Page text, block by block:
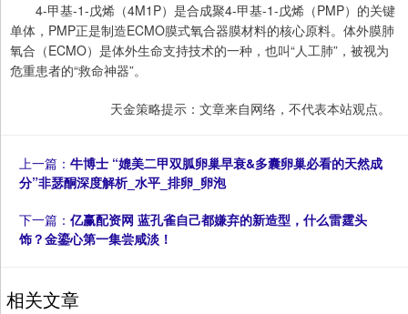
4-甲基-1-戊烯（4M1P）是合成聚4-甲基-1-戊烯（PMP）的关键
单体，PMP正是制造ECMO膜式氧合器膜材料的核心原料。体外膜肺
氧合（ECMO）是体外生命支持技术的一种，也叫“人工肺”，被视为
危重患者的“救命神器”。
天金策略提示：文章来自网络，不代表本站观点。
上一篇： 牛博士 “媲美二甲双胍卵巢早衰&多囊卵巢必看的天然成
分”非瑟酮深度解析_水平_排卵_卵泡
下一篇： 亿赢配资网 蓝孔雀自己都嫌弃的新造型，什么雷霆头
饰？金鎏心第一集尝咸淡！
相关文章